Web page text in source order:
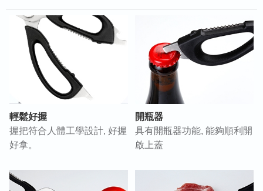
輕鬆好握
握把符合人體工學設計, 好握
好拿。
開瓶器
具有開瓶器功能, 能夠順利開
啟上蓋